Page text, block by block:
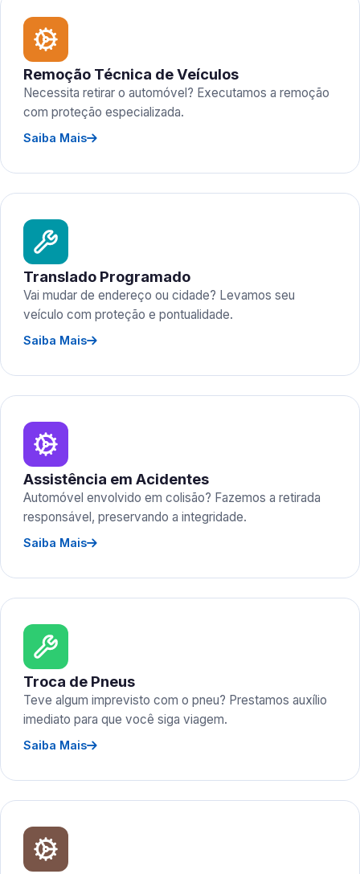
Remoção Técnica de Veículos
Necessita retirar o automóvel? Executamos a remoção
com proteção especializada.
Saiba Mais
Translado Programado
Vai mudar de endereço ou cidade? Levamos seu
veículo com proteção e pontualidade.
Saiba Mais
Assistência em Acidentes
Automóvel envolvido em colisão? Fazemos a retirada
responsável, preservando a integridade.
Saiba Mais
Troca de Pneus
Teve algum imprevisto com o pneu? Prestamos auxílio
imediato para que você siga viagem.
Saiba Mais